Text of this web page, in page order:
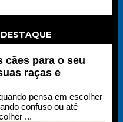
cães para o seu
raças e
pensa em escolher
confuso ou até
...